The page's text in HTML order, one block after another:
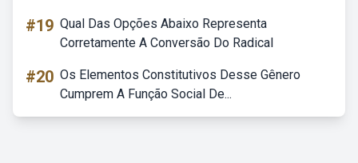
#19 Qual Das Opções Abaixo Representa
Corretamente A Conversão Do Radical
#20 Os Elementos Constitutivos Desse Gênero
Cumprem A Função Social De...